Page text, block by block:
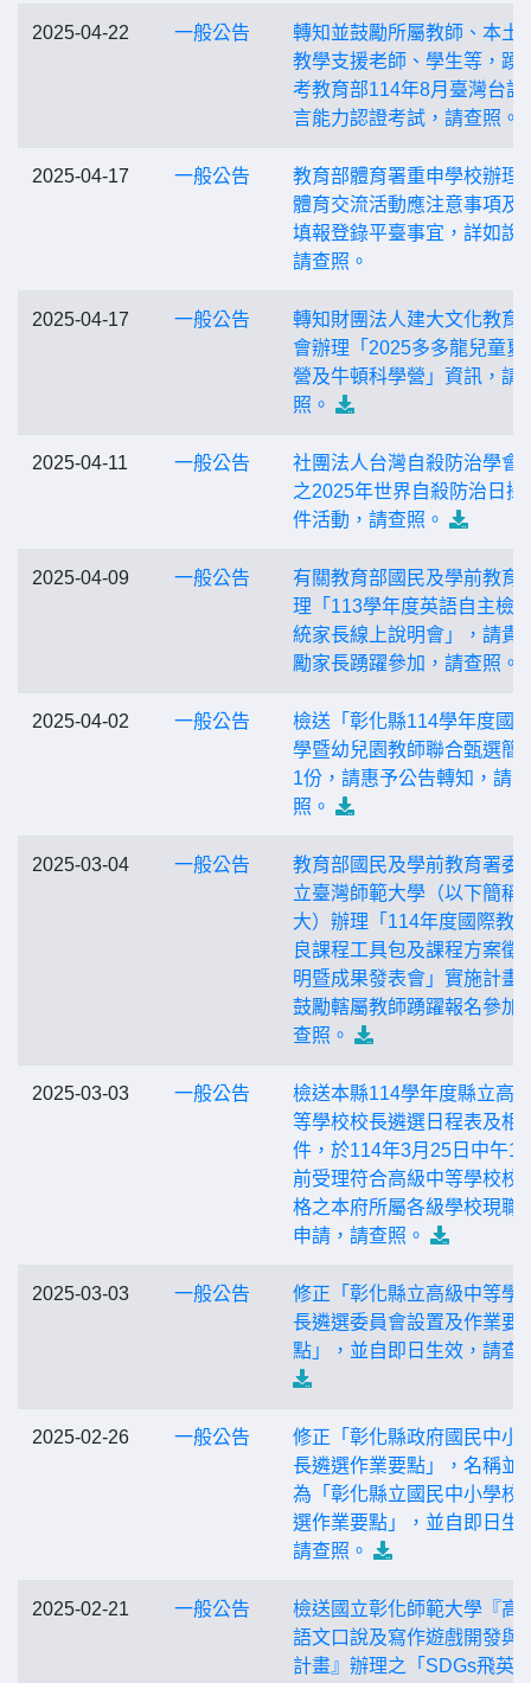
2025-04-22 一般公告
轉知並鼓勵所屬教師、本土
教學支援老師、學生等，踴
考教育部114年8月臺灣台語
言能力認證考試，請查照。
2025-04-17 一般公告
教育部體育署重申學校辦理
體育交流活動應注意事項及
填報登錄平臺事宜，詳如說
請查照。
2025-04-17 一般公告
轉知財團法人建大文化教育
會辦理「2025多多龍兒童夏
營及牛頓科學營」資訊，請
照。
2025-04-11 一般公告
社團法人台灣自殺防治學會
之2025年世界自殺防治日攝
件活動，請查照。
2025-04-09 一般公告
有關教育部國民及學前教育
理「113學年度英語自主檢
統家長線上說明會」，請貴
勵家長踴躍參加，請查照。
2025-04-02 一般公告
檢送「彰化縣114學年度國
學暨幼兒園教師聯合甄選簡
1份，請惠予公告轉知，請查
照。
2025-03-04 一般公告
教育部國民及學前教育署委
立臺灣師範大學（以下簡稱
大）辦理「114年度國際教
良課程工具包及課程方案徵
明暨成果發表會」實施計畫
鼓勵轄屬教師踴躍報名參加
查照。
2025-03-03 一般公告
檢送本縣114學年度縣立高
等學校校長遴選日程表及相
件，於114年3月25日中午
前受理符合高級中等學校校
格之本府所屬各級學校現職
申請，請查照。
2025-03-03 一般公告
修正「彰化縣立高級中等學
長遴選委員會設置及作業要
點」，並自即日生效，請查
2025-02-26 一般公告
修正「彰化縣政府國民中小
長遴選作業要點」，名稱並
為「彰化縣立國民中小學校
選作業要點」，並自即日生
請查照。
2025-02-21 一般公告
檢送國立彰化師範大學『高
語文口說及寫作遊戲開發與
計畫』辦理之「SDGs飛英